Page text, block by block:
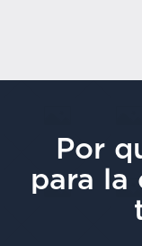
Por
para la